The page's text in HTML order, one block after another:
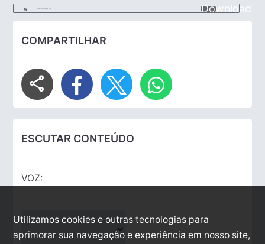
PORTARIA_16.pdf Download
COMPARTILHAR
share
ESCUTAR CONTEÚDO
VOZ:
Utilizamos cookies e outras tecnologias para
aprimorar sua navegação e experiência em nosso site,